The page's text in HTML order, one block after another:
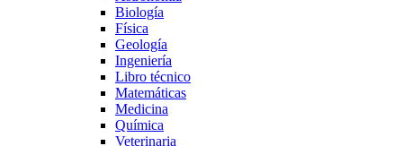
Biología
Física
Geología
Ingeniería
Libro técnico
Matemáticas
Medicina
Química
Veterinaria